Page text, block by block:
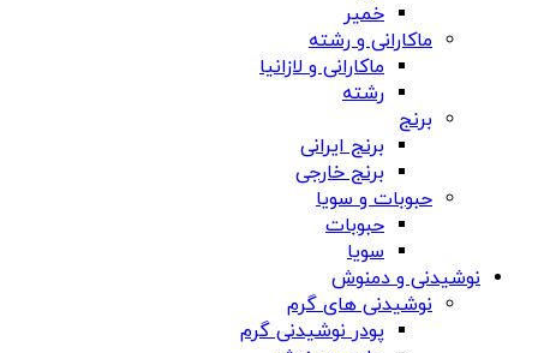
خمیر
ماکارانی و رشته
ماکارانی و لازانیا
رشته
برنج
برنج ایرانی
برنج خارجی
حبوبات و سویا
حبوبات
سویا
نوشیدنی و دمنوش
نوشیدنی های گرم
پودر نوشیدنی گرم